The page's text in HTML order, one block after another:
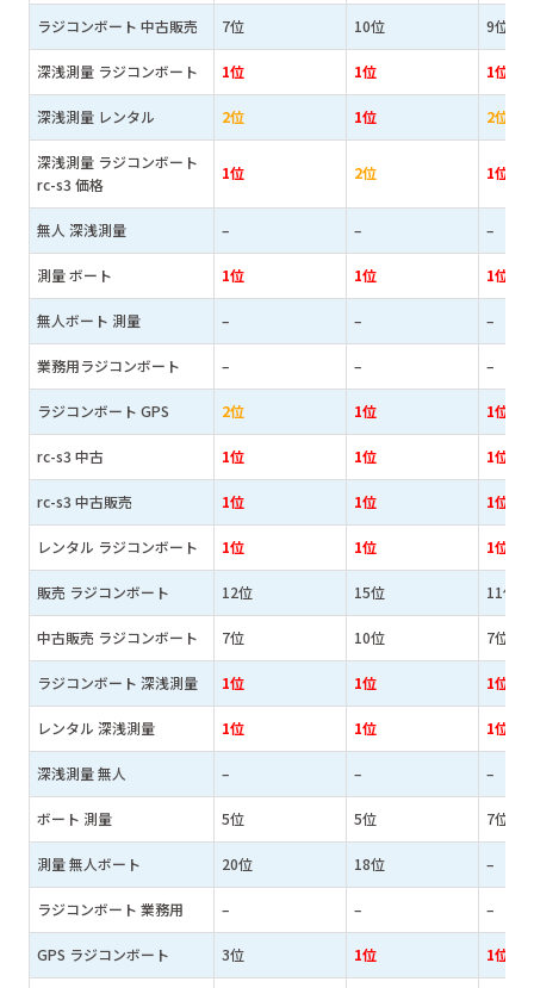
ラジコンボート 中古販売 7位 10位 9位
深浅測量 ラジコンボート 1位 1位 1位
深浅測量 レンタル 2位 1位 2位
深浅測量 ラジコンボート
rc-s3 価格
1位 2位 1位
無人 深浅測量 – – –
測量 ボート 1位 1位 1位
無人ボート 測量 – – –
業務用ラジコンボート – – –
ラジコンボート GPS 2位 1位 1位
rc-s3 中古 1位 1位 1位
rc-s3 中古販売 1位 1位 1位
レンタル ラジコンボート 1位 1位 1位
販売 ラジコンボート 12位 15位 11位
中古販売 ラジコンボート 7位 10位 7位
ラジコンボート 深浅測量 1位 1位 1位
レンタル 深浅測量 1位 1位 1位
深浅測量 無人 – – –
ボート 測量 5位 5位 7位
測量 無人ボート 20位 18位 –
ラジコンボート 業務用 – – –
GPS ラジコンボート 3位 1位 1位